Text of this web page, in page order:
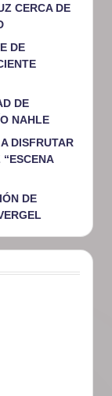
CERCA DE
DE
DE
NAHLE
DISFRUTAR
DE